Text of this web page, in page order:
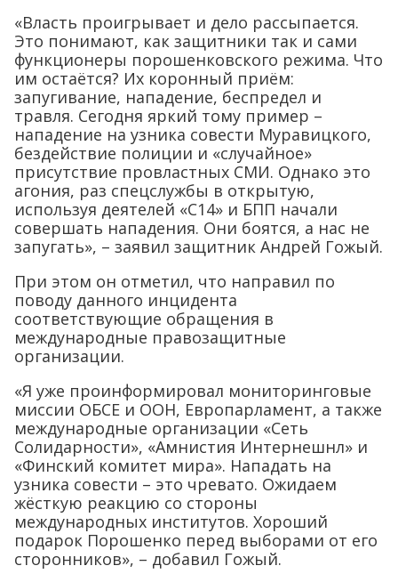
«Власть проигрывает и дело рассыпается.
Это понимают, как защитники так и сами
функционеры порошенковского режима. Что
им остаётся? Их коронный приём:
запугивание, нападение, беспредел и
травля. Сегодня яркий тому пример –
нападение на узника совести Муравицкого,
бездействие полиции и «случайное»
присутствие провластных СМИ. Однако это
агония, раз спецслужбы в открытую,
используя деятелей «С14» и БПП начали
совершать нападения. Они боятся, а нас не
запугать», – заявил защитник Андрей Гожый.
При этом он отметил, что направил по
поводу данного инцидента
соответствующие обращения в
международные правозащитные
организации.
«Я уже проинформировал мониторинговые
миссии ОБСЕ и ООН, Европарламент, а также
международные организации «Сеть
Солидарности», «Амнистия Интернешнл» и
«Финский комитет мира». Нападать на
узника совести – это чревато. Ожидаем
жёсткую реакцию со стороны
международных институтов. Хороший
подарок Порошенко перед выборами от его
сторонников», – добавил Гожый.